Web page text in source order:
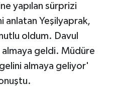
yapılan sürprizi
anlatan Yeşilyaprak,
oldum. Davul
geldi. Müdüre
almaya geliyor'